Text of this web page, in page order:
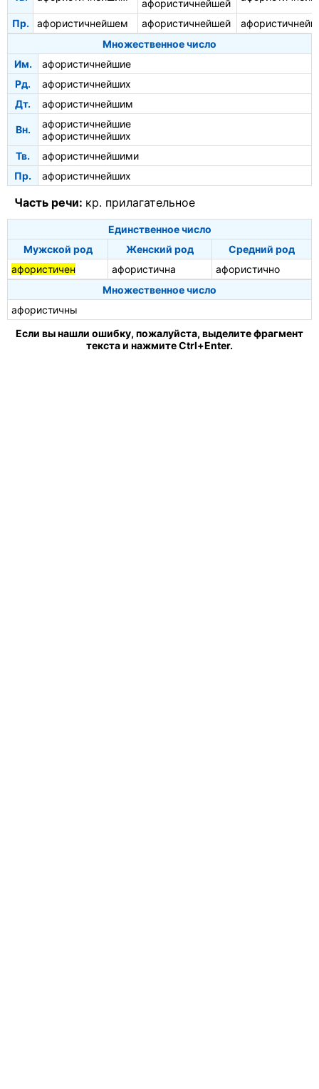
афористичнейшей
Пр. афористичнейшем афористичнейшей
Множественное число
Им.
афористичнейшие
Рд.
афористичнейших
Дт.
афористичнейшим
Вн.
афористичнейшие
афористичнейших
Тв.
афористичнейшими
Пр.
афористичнейших
Часть речи: кр. прилагательное
Единственное число
Мужской род
Женский род
Средний род
афористичен
афористична
афористично
Множественное число
афористичны
Если вы нашли ошибку, пожалуйста, выделите фрагмент
текста и нажмите Ctrl+Enter.